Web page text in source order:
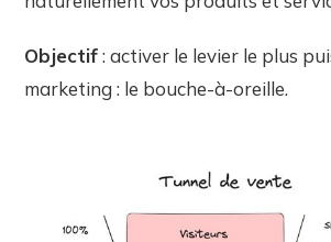
Objectif: activer le levier le plus
marketing : le bouche-à-oreille.